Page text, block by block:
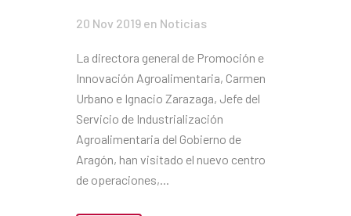
20 Nov 2019 en Noticias
La directora general de Promoción e
Innovación Agroalimentaria, Carmen
Urbano e Ignacio Zarazaga, Jefe del
Servicio de Industrialización
Agroalimentaria del Gobierno de
Aragón, han visitado el nuevo centro
de operaciones,...